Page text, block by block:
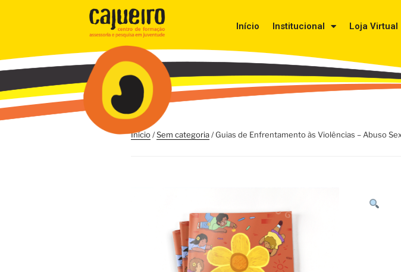
Início Institucional Loja Virtual
Início/Sem categoria/ Guias de Enfrentamento às Violências – Abuso